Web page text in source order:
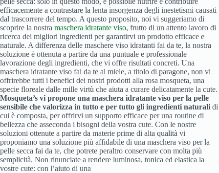
efficacemente a contrastare la lenta insorgenza degli inestetismi causati
dal trascorrere del tempo. A questo proposito, noi vi suggeriamo di
scoprire la nostra maschera idratante viso, frutto di un attento lavoro di
ricerca dei migliori ingredienti per garantirvi un prodotto efficace e
naturale. A differenza delle maschere viso idratanti fai da te, la nostra
soluzione è ottenuta a partire da una puntuale e professionale
lavorazione degli ingredienti, che vi offre risultati concreti. Una
maschera idratante viso fai da te al miele, a titolo di paragone, non vi
offrirebbe tutti i benefici dei nostri prodotti alla rosa mosqueta, una
specie floreale dalle mille virtù che aiuta a curare delicatamente la cute.
Mosqueta’s vi propone una maschera idratante viso per la pelle
sensibile che valorizza in tutto e per tutto gli ingredienti naturali di
cui è composta, per offrirvi un supporto efficace per una routine di
bellezza che asseconda i bisogni della vostra cute. Con le nostre
soluzioni ottenute a partire da materie prime di alta qualità vi
proponiamo una soluzione più affidabile di una maschera viso per la
pelle secca fai da te, che potrete peraltro conservare con molta più
semplicità. Non rinunciate a rendere luminosa, tonica ed elastica la
vostre cute: con l’aiuto di una